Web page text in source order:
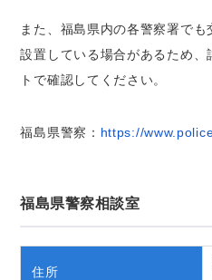
また、福島県内の各警察署で
設置している場合があるため、
トで確認してください。
福島県警察： https://
福島県警察相談室
住所